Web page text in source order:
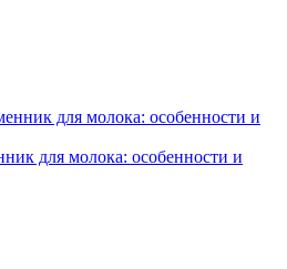
для молока: особенности и